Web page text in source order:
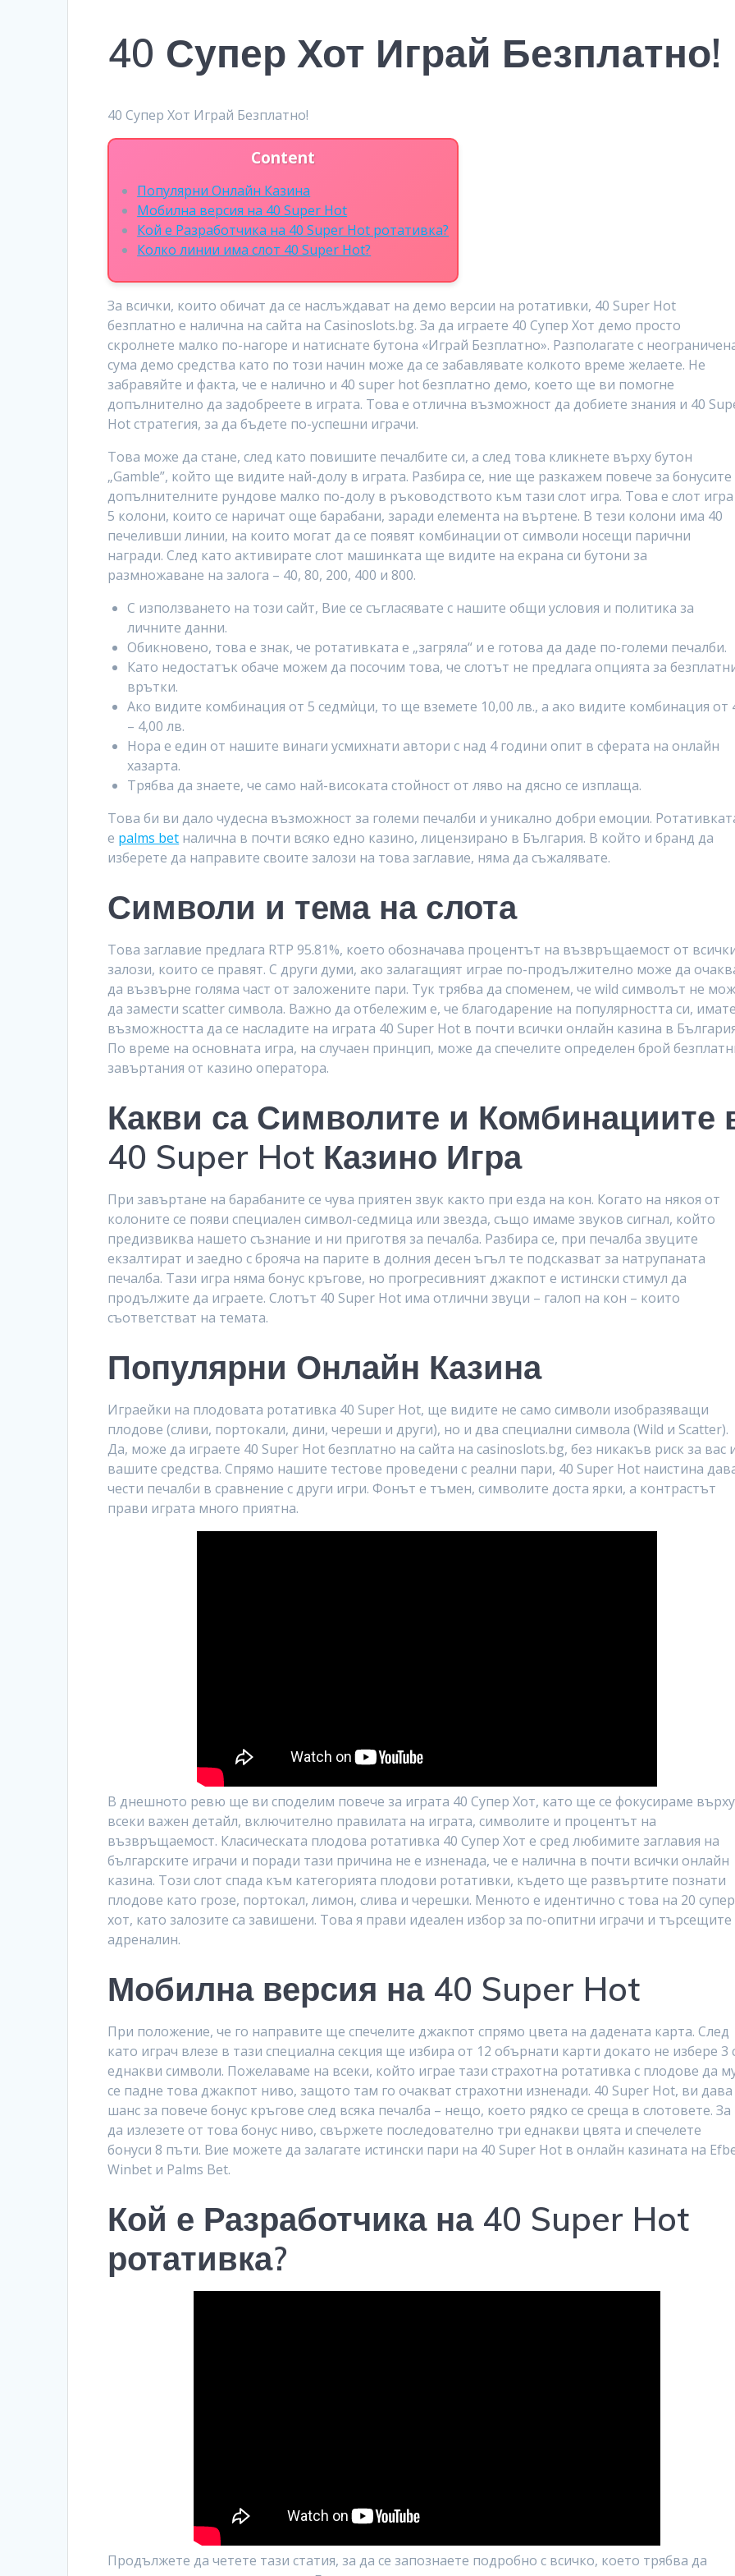
40 Супер Хот Играй Безплатно!
40 Супер Хот Играй Безплатно!
Content
Популярни Онлайн Казина
Мобилна версия на 40 Super Hot
Кой е Разработчика на 40 Super Hot ротативка?
Колко линии има слот 40 Super Hot?
За всички, които обичат да се наслъждават на демо версии на ротативки, 40 Super Hot
безплатно е налична на сайта на Casinoslots.bg. За да играете 40 Супер Хот демо просто
скролнете малко по-нагоре и натиснате бутона «Играй Безплатно». Разполагате с
сума демо средства като по този начин може да се забавлявате колкото време желаете. Не
забравяйте и факта, че е налично и 40 super hot безплатно демо, което ще ви помогне
допълнително да задобреете в играта. Това е отлична възможност да добиете знания и 40
Hot стратегия, за да бъдете по-успешни играчи.
Това може да стане, след като повишите печалбите си, а след това кликнете върху бутон
„Gamble”, който ще видите най-долу в играта. Разбира се, ние ще разкажем повече за
допълнителните рундове малко по-долу в ръководството към тази слот игра. Това е слот игра
5 колони, които се наричат още барабани, заради елемента на въртене. В тези колони има 40
печеливши линии, на които могат да се появят комбинации от символи носещи парични
награди. След като активирате слот машинката ще видите на екрана си бутони за
размножаване на залога – 40, 80, 200, 400 и 800.
С използването на този сайт, Вие се съгласявате с нашите общи условия и политика за
личните данни.
Обикновено, това е знак, че ротативката е „загряла“ и е готова да даде по-големи печалби.
Като недостатък обаче можем да посочим това, че слотът не предлага опцията за
врътки.
Ако видите комбинация от 5 седмѝци, то ще вземете 10,00 лв., а ако видите комбинация от
– 4,00 лв.
Нора e един от нашите винаги усмихнати автори с над 4 години опит в сферата на онлайн
хазарта.
Трябва да знаете, че само най-високата стойност от ляво на дясно се изплаща.
Това би ви дало чудесна възможност за големи печалби и уникално добри емоции.
е palms bet налична в почти всяко едно казино, лицензирано в България. В който и бранд да
изберете да направите своите залози на това заглавие, няма да съжалявате.
Символи и тема на слота
Това заглавие предлага RTP 95.81%, което обозначава процентът на възвръщаемост от
залози, които се правят. С други думи, ако залагащият играе по-продължително може да
да възвърне голяма част от заложените пари. Тук трябва да споменем, че wild символът не
да замести scatter символа. Важно да отбележим е, че благодарение на популярността си,
възможността да се насладите на играта 40 Super Hot в почти всички онлайн казина в
По време на основната игра, на случаен принцип, може да спечелите определен брой
завъртания от казино оператора.
Какви са Символите и Комбинациите
40 Super Hot Казино Игра
При завъртане на барабаните се чува приятен звук както при езда на кон. Когато на някоя от
колоните се появи специален символ-седмица или звезда, също имаме звуков сигнал, който
предизвиква нашето съзнание и ни приготвя за печалба. Разбира се, при печалба звуците
екзалтират и заедно с брояча на парите в долния десен ъгъл те подсказват за натрупаната
печалба. Тази игра няма бонус кръгове, но прогресивният джакпот е истински стимул да
продължите да играете. Слотът 40 Super Hot има отлични звуци – галоп на кон – които
съответстват на темата.
Популярни Онлайн Казина
Играейки на плодовата ротативка 40 Super Hot, ще видите не само символи изобразяващи
плодове (сливи, портокали, дини, череши и други), но и два специални символа (Wild и Scatter).
Да, може да играете 40 Super Hot безплатно на сайта на casinoslots.bg, без никакъв риск за вас
вашите средства. Спрямо нашите тестове проведени с реални пари, 40 Super Hot наистина
чести печалби в сравнение с други игри. Фонът е тъмен, символите доста ярки, а контрастът
прави играта много приятна.
В днешното ревю ще ви споделим повече за играта 40 Супер Хот, като ще се фокусираме върху
всеки важен детайл, включително правилата на играта, символите и процентът на
възвръщаемост. Класическата плодова ротативка 40 Супер Хот е сред любимите заглавия на
българските играчи и поради тази причина не е изненада, че е налична в почти всички онлайн
казина. Този слот спада към категорията плодови ротативки, където ще развъртите познати
плодове като грозе, портокал, лимон, слива и черешки. Менюто е идентично с това на 20 супер
хот, като залозите са завишени. Това я прави идеален избор за по-опитни играчи и търсещите
адреналин.
Мобилна версия на 40 Super Hot
При положение, че го направите ще спечелите джакпот спрямо цвета на дадената карта. След
като играч влезе в тази специална секция ще избира от 12 обърнати карти докато не избере 3
еднакви символи. Пожелаваме на всеки, който играе тази страхотна ротативка с плодове да
се падне това джакпот ниво, защото там го очакват страхотни изненади. 40 Super Hot, ви дава
шанс за повече бонус кръгове след всяка печалба – нещо, което рядко се среща в слотовете. За
да излезете от това бонус ниво, свържете последователно три еднакви цвята и спечелете
бонуси 8 пъти. Вие можете да залагате истински пари на 40 Super Hot в онлайн казината на
Winbet и Palms Bet.
Кой е Разработчика на 40 Super Hot
ротативка?
Продължете да четете тази статия, за да се запознаете подробно с всичко, което трябва да